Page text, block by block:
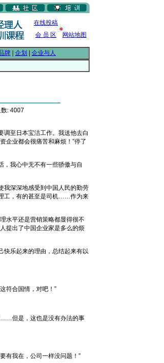
在线投稿
会 员 区
网站地图
牌 企划
企业与人
: 4007
至日本宝洁工作。我送他去白
企业都会很痛苦和麻烦！”停了
我心中无不有一些骄傲与自
深深地感受到中国人民的勤劳
工，有的甚至是司机……作为来
水平还是营销策略都显得很不
提出了中国企业家是多么的烦
乐起来的理由，总结起来有以
符合国情，对吧！”
但是，这也是没有办法的事
有我在，公司一样没问题！”